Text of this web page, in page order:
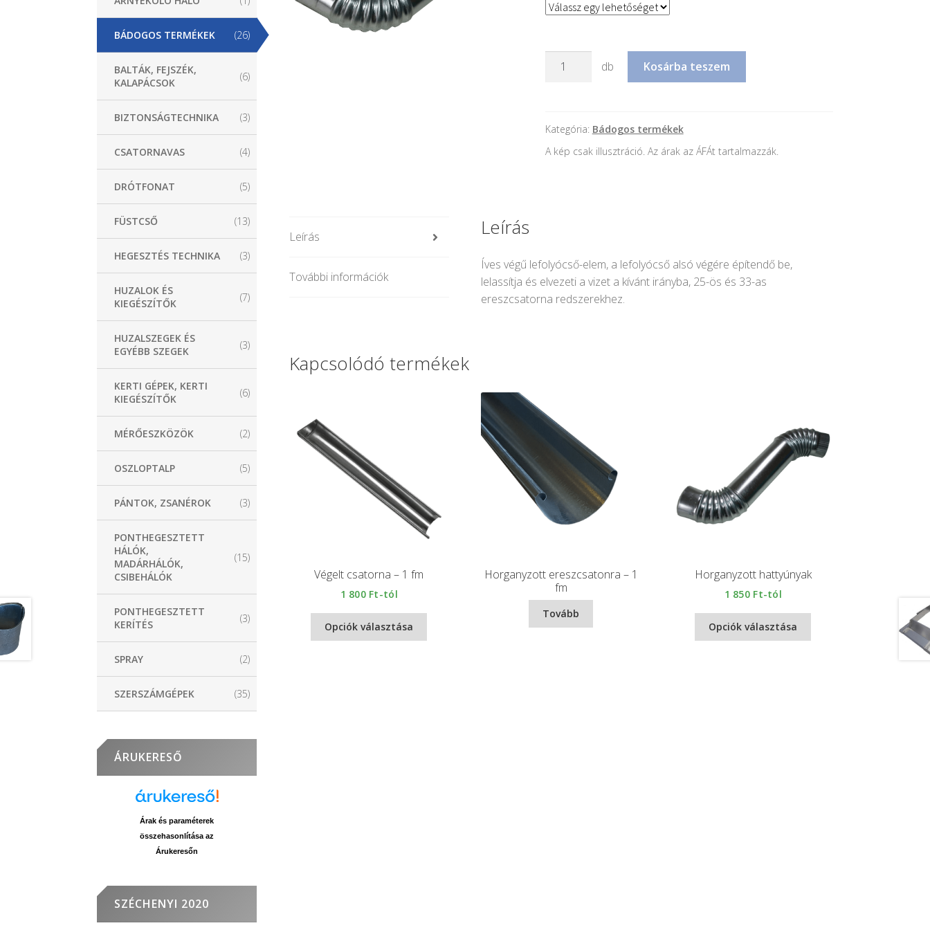
Horganyzott db Kosárba teszem
Kategória: Bádogos termékek
A kép csak illusztráció. Az árak az ÁFÁt tartalmazzák.
Leírás
További információk
Leírás
Íves végű lefolyócső-elem, a lefolyócső alsó végére építendő be,
lelassítja és elvezeti a vizet a kívánt irányba, 25-ös és 33-as
ereszcsatorna redszerekhez.
Kapcsolódó termékek
Végelt csatorna – 1 fm
1 800 Ft-tól
Opciók választása
Horganyzott ereszcsatonra – 1
fm
Tovább
Horganyzott hattyúnyak
1 850 Ft-tól
Opciók választása
BÁDOGOS TERMÉKEK (26)
BALTÁK, FEJSZÉK,
KALAPÁCSOK
(6)
BIZTONSÁGTECHNIKA (3)
CSATORNAVAS (4)
DRÓTFONAT (5)
FÜSTCSŐ (13)
HEGESZTÉS TECHNIKA (3)
HUZALOK ÉS
KIEGÉSZÍTŐK
(7)
HUZALSZEGEK ÉS
EGYÉBB SZEGEK
(3)
KERTI GÉPEK, KERTI
KIEGÉSZÍTŐK
(6)
MÉRŐESZKÖZÖK (2)
OSZLOPTALP (5)
PÁNTOK, ZSANÉROK (3)
PONTHEGESZTETT
HÁLÓK,
MADÁRHÁLÓK,
CSIBEHÁLÓK
(15)
PONTHEGESZTETT
KERÍTÉS
(3)
SPRAY (2)
SZERSZÁMGÉPEK (35)
ÁRUKERESŐ
Árak és paraméterek
összehasonlítása az
Árukeresőn
SZÉCHENYI 2020